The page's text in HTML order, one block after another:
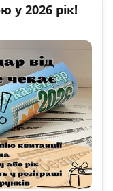
у 2026 рік!